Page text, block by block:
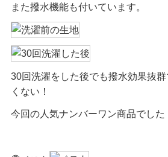
また撥水機能も付いています。
30回洗濯をした後でも撥水効果抜
くない！
今回の人気ナンバーワン商品でした